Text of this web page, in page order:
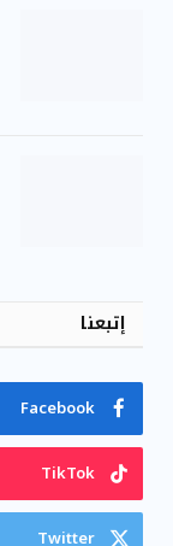
إتبعنا
Facebook
TikTok
Twitter